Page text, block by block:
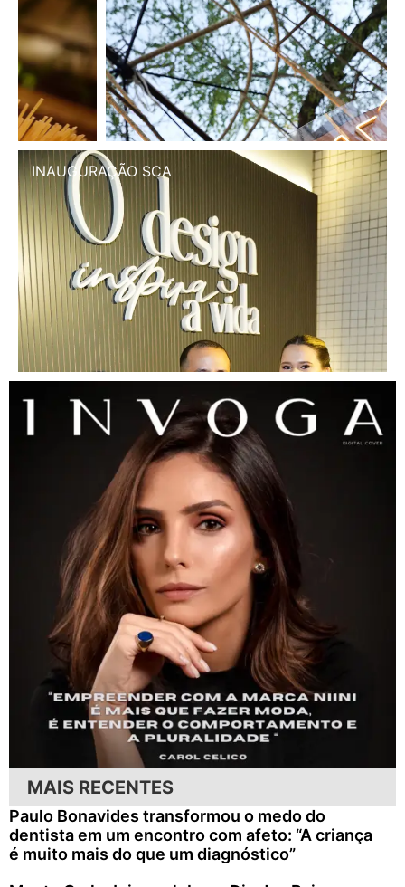
INAUGURAÇÃO SCA
MAIS RECENTES
Paulo Bonavides transformou o medo do
dentista em um encontro com afeto: “A criança
é muito mais do que um diagnóstico”